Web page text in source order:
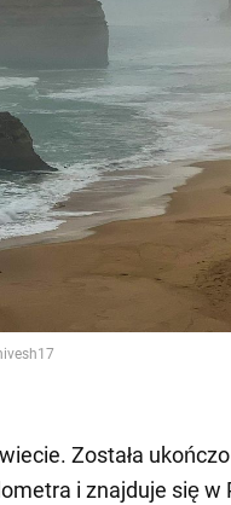
Została
i znajduje się